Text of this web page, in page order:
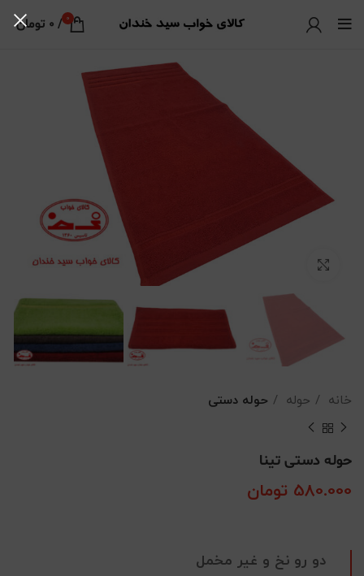
0
/
0 تومان
خانه حوله حوله دستی
حوله دستی تینا
580.000 تومان
دو رو نخ و غیر مخمل